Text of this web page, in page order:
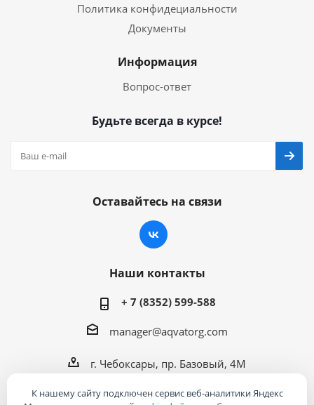
Политика конфидециальности
Документы
Информация
Вопрос-ответ
Будьте всегда в курсе!
Оставайтесь на связи
Наши контакты
+ 7 (8352) 599-588
manager@aqvatorg.com
г. Чебоксары, пр. Базовый, 4М
К нашему сайту подключен сервис веб-аналитики Яндекс